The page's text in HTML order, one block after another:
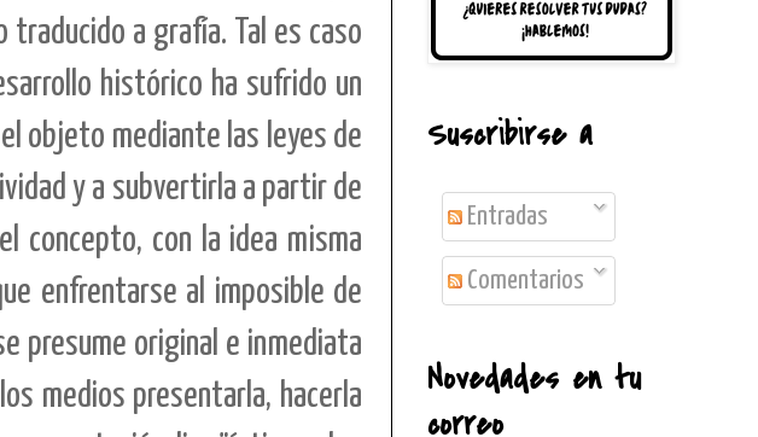
a grafía. Tal es caso
histórico ha sufrido un
objeto mediante las leyes de
y a subvertirla a partir de
concepto, con la idea misma
enfrentarse al imposible de
presume original e inmediata
medios presentarla, hacerla
Suscribirse a
Entradas
Comentarios
Novedades en tu
correo